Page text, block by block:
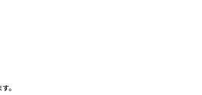
商品
。